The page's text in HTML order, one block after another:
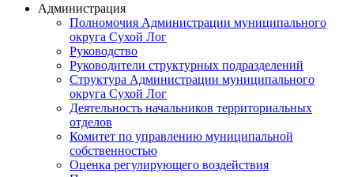
Администрация
Полномочия Администрации муниципального
округа Сухой Лог
Руководство
Руководители структурных подразделений
Структура Администрации муниципального
округа Сухой Лог
Деятельность начальников территориальных
отделов
Комитет по управлению муниципальной
собственностью
Оценка регулирующего воздействия